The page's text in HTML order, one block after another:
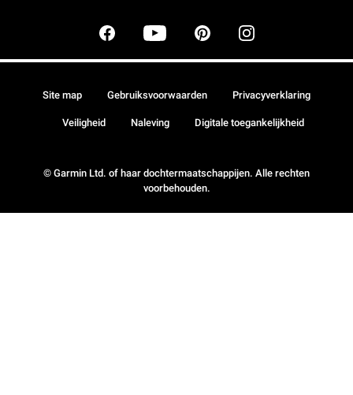
© Garmin Ltd. of haar dochtermaatschappijen. Alle rechten
voorbehouden.
Site map Gebruiksvoorwaarden Privacyverklaring
Veiligheid Naleving Digitale toegankelijkheid